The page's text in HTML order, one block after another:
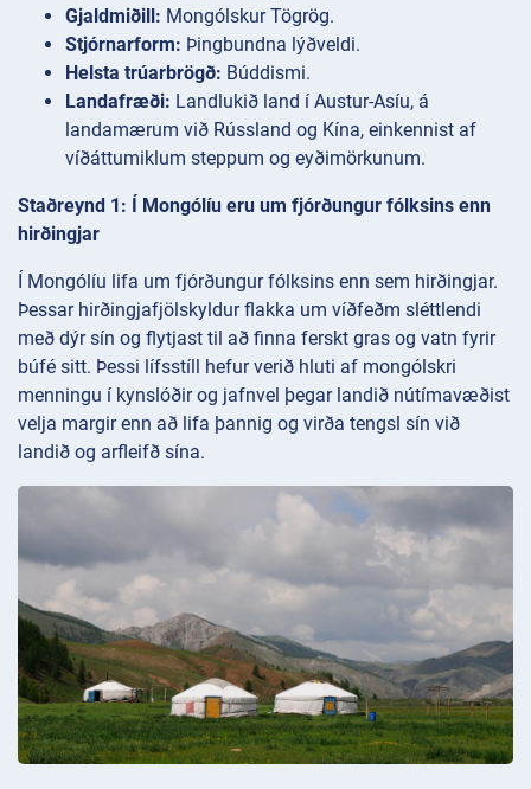
Gjaldmiðill: Mongólskur Tögrög.
Stjórnarform: Þingbundna lýðveldi.
Helsta trúarbrögð: Búddismi.
Landafræði: Landlukið land í Austur-Asíu, á
landamærum við Rússland og Kína, einkennist af
víðáttumiklum steppum og eyðimörkunum.
Staðreynd 1: Í Mongólíu eru um fjórðungur fólksins enn
hirðingjar
Í Mongólíu lifa um fjórðungur fólksins enn sem hirðingjar.
Þessar hirðingjafjölskyldur flakka um víðfeðm sléttlendi
með dýr sín og flytjast til að finna ferskt gras og vatn fyrir
búfé sitt. Þessi lífsstíll hefur verið hluti af mongólskri
menningu í kynslóðir og jafnvel þegar landið nútímavæðist
velja margir enn að lifa þannig og virða tengsl sín við
landið og arfleifð sína.